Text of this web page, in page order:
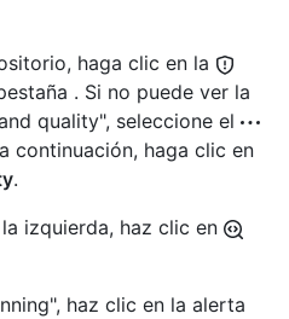
haga clic en la
. Si no puede ver la
quality", seleccione el
continuación, haga clic en
.
izquierda, haz clic en
haz clic en la alerta